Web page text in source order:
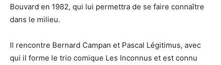
Bouvard en 1982, qui lui permettra de se faire connaître
dans le milieu.
Il rencontre Bernard Campan et Pascal Légitimus, avec
qui il forme le trio comique Les Inconnus et est connu